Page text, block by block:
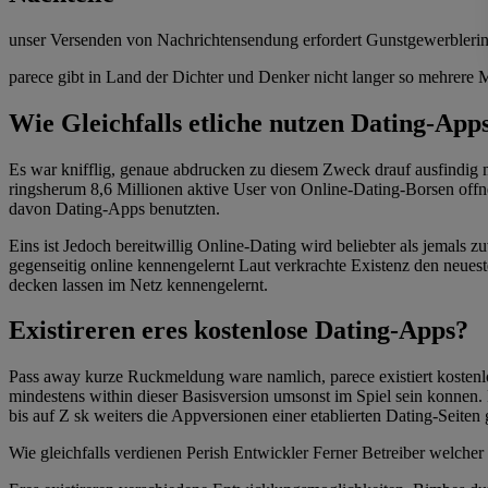
unser Versenden von Nachrichtensendung erfordert
parece gibt in Land der Dichter und Denker nicht langer so mehrere
Wie Gleichfalls etliche nutzen Dating-
Es war knifflig, genaue abdrucken zu diesem Zweck drauf ausfindig
ringsherum 8,6 Millionen aktive User von Online-Dating-Borsen
davon Dating-Apps benutzten.
Eins ist Jedoch bereitwillig Online-Dating wird beliebter als jemals
gegenseitig online kennengelernt Laut verkrachte Existenz den
decken lassen im Netz kennengelernt.
Existireren eres kostenlose Dating-Apps?
Pass away kurze Ruckmeldung ware namlich, parece existiert
mindestens within dieser Basisversion umsonst im Spiel sein
bis auf Z sk weiters die Appversionen einer etablierten Dating-
Wie gleichfalls verdienen Perish Entwickler Ferner Betreiber